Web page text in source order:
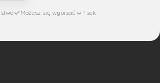
Możesz się wypisać w 1 sek